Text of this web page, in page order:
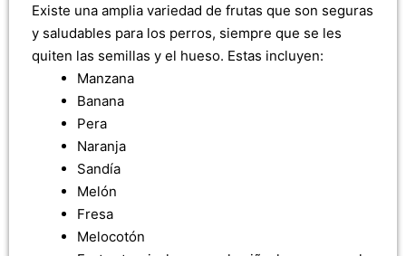
Existe una amplia variedad de frutas que son seguras
y saludables para los perros, siempre que se les
quiten las semillas y el hueso. Estas incluyen:
Manzana
Banana
Pera
Naranja
Sandía
Melón
Fresa
Melocotón